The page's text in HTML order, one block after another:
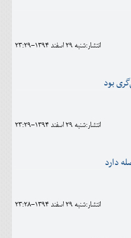
انتشار:شنبه 29 اسفند 1394-23:29
انتشار:شنبه 29 اسفند 1394-23:29
دارد
انتشار:شنبه 29 اسفند 1394-23:28